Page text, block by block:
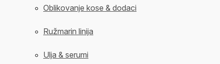
Oblikovanje kose & dodaci
Ružmarin linija
Ulja & serumi